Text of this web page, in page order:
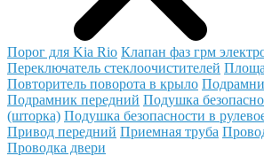
Порог для Kia Rio Клапан фаз грм
Переключатель стеклоочистителей
Повторитель поворота в крыло
Подрамник передний Подушка
(шторка) Подушка безопасности в
Привод передний Приемная труба
Проводка двери